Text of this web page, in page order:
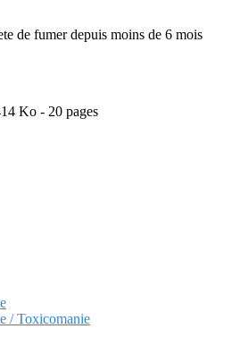
de fumer depuis moins de 6 mois
Ko - 20 pages
/ Toxicomanie